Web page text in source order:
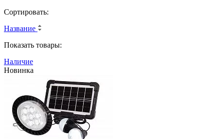
Сортировать:
Название
Показать товары:
Наличие
Новинка